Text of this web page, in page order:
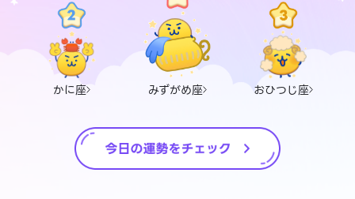
かに座 みずがめ座 おひつじ座